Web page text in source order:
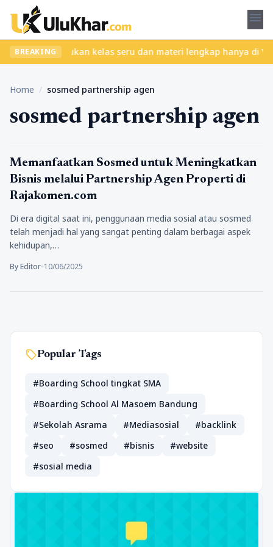
menu
BREAKING
ribet? Temukan kelas seru dan materi lengkap hanya di
Home / sosmed partnership agen
sosmed partnership agen
Tips Marketing
Memanfaatkan Sosmed untuk Meningkatkan
Bisnis melalui Partnership Agen Properti di
Rajakomen.com
Di era digital saat ini, penggunaan media sosial atau sosmed
telah menjadi hal yang sangat penting dalam berbagai aspek
kehidupan,…
By Editor•10/06/2025
sellPopular Tags
#Boarding School tingkat SMA
#Boarding School Al Masoem Bandung
#Sekolah Asrama
#Mediasosial
#backlink
#seo
#sosmed #bisnis
#website
#sosial media